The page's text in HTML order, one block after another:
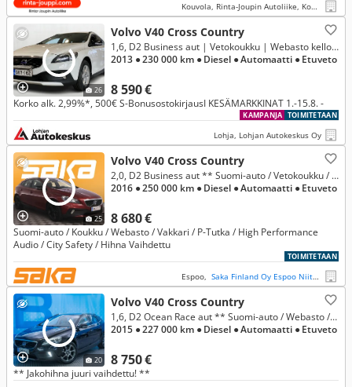
Kouvola, Rinta-Joupin Autoliike, Kouvola
26
Volvo V40 Cross Country
8 590 €
1,6, D2 Business aut | Vetokoukku | Webasto kellolla | LED-bar | Xenon Valot | Parkkitutka | Cruise
2013 ● 230 000 km ● Diesel ● Automaatti ● Etuveto
Korko alk. 2,99%*, 500€ S-BonusostokirjausI KESÄMARKKINAT 1.-15.8. -
TOIMITETAAN
KAMPANJA
Lohja, Lohjan Autokeskus Oy
25
Volvo V40 Cross Country
8 680 €
2,0, D2 Business aut ** Suomi-auto / Vetokoukku / Webasto / Vakkari / P-Tutka / City Safety / Hihna Vaihdettu **
2016 ● 250 000 km ● Diesel ● Automaatti ● Etuveto
Suomi-auto / Koukku / Webasto / Vakkari / P-Tutka / High Performance
Audio / City Safety / Hihna Vaihdettu
TOIMITETAAN
Espoo, Saka Finland Oy Espoo Niittykumpu
20
Volvo V40 Cross Country
8 750 €
1,6, D2 Ocean Race aut ** Suomi-auto / Webasto / Koukku / Nahat / Vakkari / BT / CitySafety **
2015 ● 227 000 km ● Diesel ● Automaatti ● Etuveto
** Jakohihna juuri vaihdettu! **